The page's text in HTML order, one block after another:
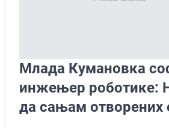
Млада Кумановка
инжењер роботике:
да сањам отворених